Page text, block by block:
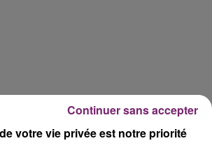
votre vie privée est notre priorité
Continuer sans accepter